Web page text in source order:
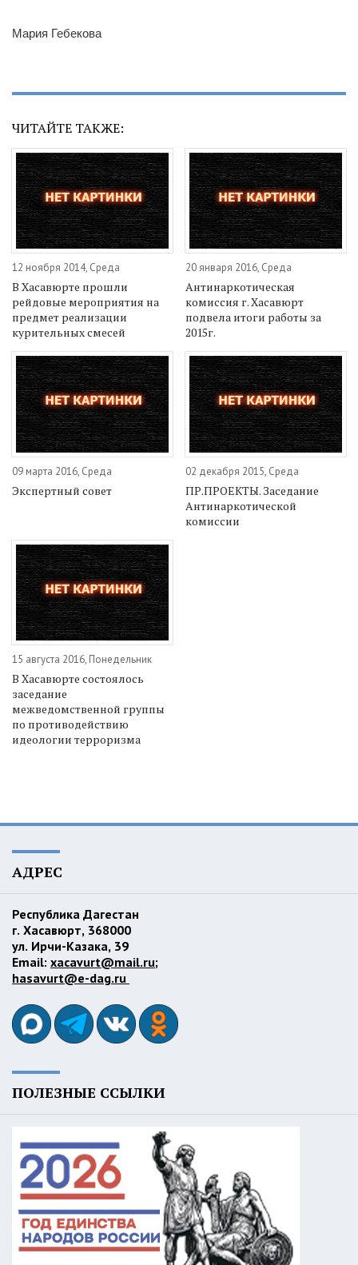
Мария Гебекова
ЧИТАЙТЕ ТАКЖЕ:
12 ноября 2014, Среда
В Хасавюрте прошли
рейдовые мероприятия на
предмет реализации
курительных смесей
20 января 2016, Среда
Антинаркотическая
комиссия г. Хасавюрт
подвела итоги работы за
2015г.
09 марта 2016, Среда
Экспертный совет
02 декабря 2015, Среда
ПР.ПРОЕКТЫ. Заседание
Антинаркотической
комиссии
15 августа 2016, Понедельник
В Хасавюрте состоялось
заседание
межведомственной группы
по противодействию
идеологии терроризма
АДРЕС
Республика Дагестан
г. Хасавюрт, 368000
ул. Ирчи-Казака, 39
Email: xacavurt@mail.ru;
hasavurt@e-dag.ru
ПОЛЕЗНЫЕ ССЫЛКИ